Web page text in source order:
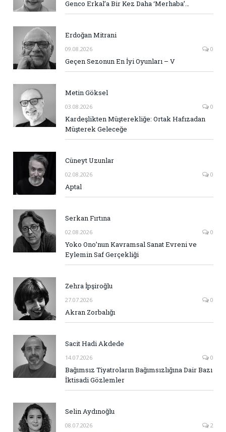
Genco Erkal’a Bir Kez Daha ‘Merhaba’…
Erdoğan Mitrani
09.08.2026 0
Geçen Sezonun En İyi Oyunları – V
Metin Göksel
03.08.2026 0
Kardeşlikten Müşterekliğe: Ortak Hafızadan
Müşterek Geleceğe
Cüneyt Uzunlar
02.08.2026 0
Aptal
Serkan Fırtına
02.08.2026 0
Yoko Ono’nun Kavramsal Sanat Evreni ve
Eylemin Saf Gerçekliği
Zehra İpşiroğlu
27.07.2026 0
Akran Zorbalığı
Sacit Hadi Akdede
14.07.2026 0
Bağımsız Tiyatroların Bağımsızlığına Dair Bazı
İktisadi Gözlemler
Selin Aydınoğlu
08.07.2026 2